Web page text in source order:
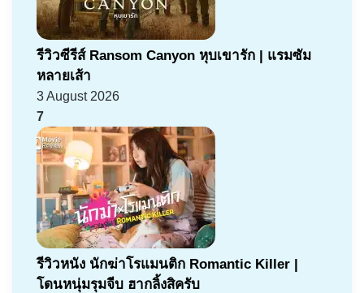
รีวิวซีรีส์ Ransom Canyon หุบเขารัก | แรมซัม
หลายเส้า
3 August 2026
7
รีวิวหนัง นักฆ่าโรแมนติก Romantic Killer |
โดนหนุ่มรุมจีบ ฮากลิ้งสิครับ